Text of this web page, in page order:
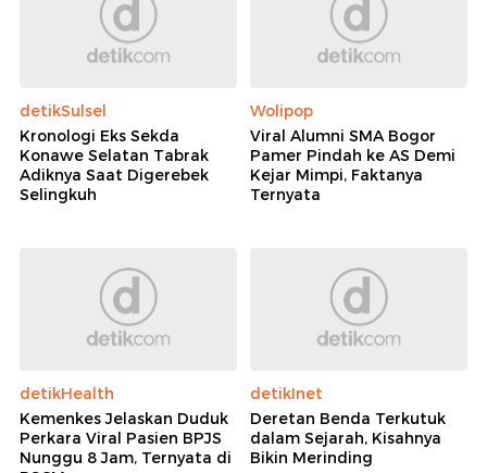
detikSulsel
Kronologi Eks Sekda
Konawe Selatan Tabrak
Adiknya Saat Digerebek
Selingkuh
Wolipop
Viral Alumni SMA Bogor
Pamer Pindah ke AS Demi
Kejar Mimpi, Faktanya
Ternyata
detikHealth
Kemenkes Jelaskan Duduk
Perkara Viral Pasien BPJS
Nunggu 8 Jam, Ternyata di
detikInet
Deretan Benda Terkutuk
dalam Sejarah, Kisahnya
Bikin Merinding